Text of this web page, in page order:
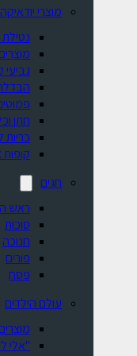
מוצרי יודאיקה
נטילת
גביעי
חתן
כריות
חגים
ראש
סוכות
חנוכה
פורים
פסח
עולם הילדים
"אלי